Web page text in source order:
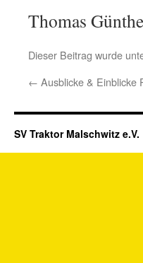
Thomas
Dieser Beitrag wurde
← Ausblicke & Einblicke
SV Traktor Malschwitz e.V.